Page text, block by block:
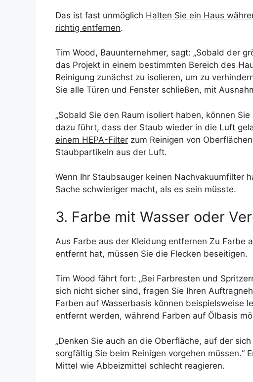
Das ist fast unmöglich Halten Sie ein Haus
richtig entfernen.
Tim Wood, Bauunternehmer, sagt: „Sobald der
das Projekt in einem bestimmten Bereich des
Reinigung zunächst zu isolieren, um zu
Sie alle Türen und Fenster schließen, mit
„Sobald Sie den Raum isoliert haben, können
dazu führt, dass der Staub wieder in die Luft
einem HEPA-Filter zum Reinigen von
Staubpartikeln aus der Luft.
Wenn Ihr Staubsauger keinen Nachvakuumfilter
Sache schwieriger macht, als es sein müsste.
3. Farbe mit Wasser oder
Aus Farbe aus der Kleidung entfernen Zu Farbe
entfernt hat, müssen Sie die Flecken beseitigen.
Tim Wood fährt fort: „Bei Farbresten und
sich nicht sicher sind, fragen Sie Ihren
Farben auf Wasserbasis können beispielsweise
entfernt werden, während Farben auf Ölbasis
„Denken Sie auch an die Oberfläche, auf der
sorgfältig Sie beim Reinigen vorgehen
Mittel wie Abbeizmittel schlecht reagieren.